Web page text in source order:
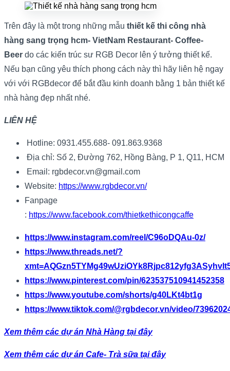
Trên đây là một trong những mẫu thiết kế thi công nhà
hàng sang trọng hcm- VietNam Restaurant- Coffee-
Beer do các kiến trúc sư RGB Decor lên ý tưởng thiết kế.
Nếu bạn cũng yêu thích phong cách này thì hãy liên hệ ngay
với với RGBdecor để bắt đầu kinh doanh bằng 1 bản thiết kế
nhà hàng đẹp nhất nhé.
LIÊN HỆ
Hotline: 0931.455.688- 091.863.9368
Địa chỉ: Số 2, Đường 762, Hồng Bàng, P 1, Q11, HCM
Email: rgbdecor.vn@gmail.com
Website: https://www.rgbdecor.vn/
Fanpage
: https://www.facebook.com/thietkethicongcaffe
https://www.instagram.com/reel/C96oDQAu-0z/
https://www.threads.net/?
https://www.pinterest.com/pin/623537510941452358
https://www.youtube.com/shorts/g40LKt4bt1g
https://www.tiktok.com/@rgbdecor.vn/video/
Xem thêm các dự án Nhà Hàng tại đây
Xem thêm các dự án Cafe- Trà sữa tại đây